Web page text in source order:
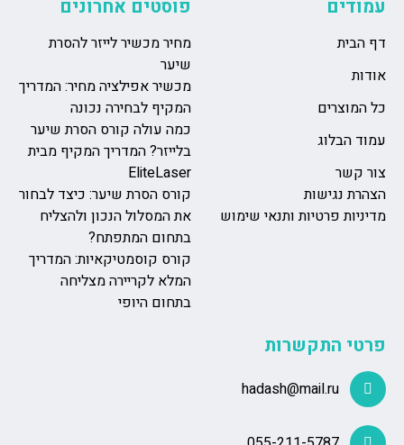
עמודים
דף הבית
אודות
כל המוצרים
עמוד הבלוג
צור קשר
הצהרת נגישות
מדיניות פרטיות ותנאי שימוש
פוסטים אחרונים
מחיר מכשיר לייזר להסרת
שיער
מכשיר אפילציה מחיר: המדריך
המקיף לבחירה נכונה
כמה עולה קורס הסרת שיער
בלייזר? המדריך המקיף מבית
EliteLaser
קורס הסרת שיער: כיצד לבחור
את המסלול הנכון ולהצליח
בתחום המתפתח?
קורס קוסמטיקאיות: המדריך
המלא לקריירה מצליחה
בתחום היופי
פרטי התקשרות
hadash@mail.ru